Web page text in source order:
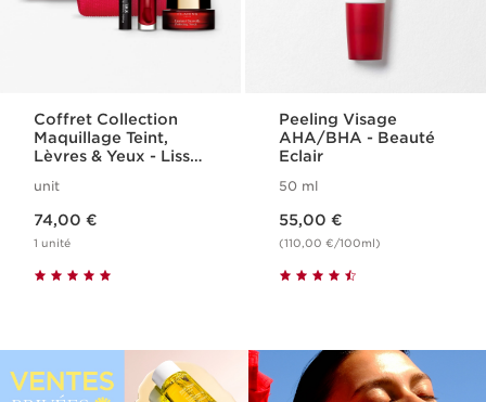
Coffret Collection
Maquillage Teint,
Lèvres & Yeux - Lisse
Comblante
unit
74,00 €
1 unité
Peeling Visage
AHA/BHA - Beauté
Eclair
50 ml
55,00 €
(110,00 €/100ml)